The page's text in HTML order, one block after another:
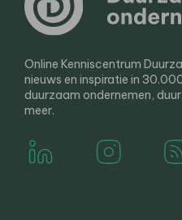
Online Kenniscentrum
nieuws en inspiratie in
duurzaam ondernemen,
meer.